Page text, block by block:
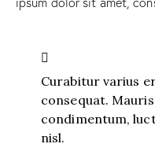
Curabitur varius
consequat.
condimentum,
nisl.